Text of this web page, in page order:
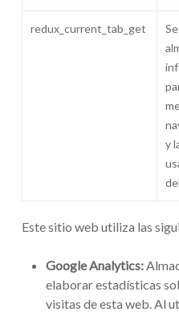
redux_current_tab_get
y
Este sitio web utiliza las
Google Analytics:
elaborar estadísticas
visitas de esta web. Al